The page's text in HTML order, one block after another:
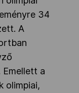
34
A
Emellett a
olimpiai,